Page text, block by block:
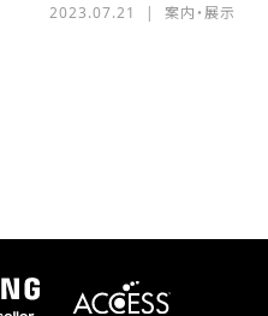
2023.07.21 案内・展示